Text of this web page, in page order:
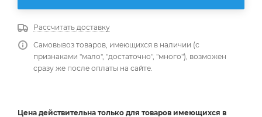
Рассчитать доставку
Самовывоз товаров, имеющихся в наличии (с
признаками "мало", "достаточно", "много"), возможен
сразу же после оплаты на сайте.
Цена действительна только для товаров имеющихся в